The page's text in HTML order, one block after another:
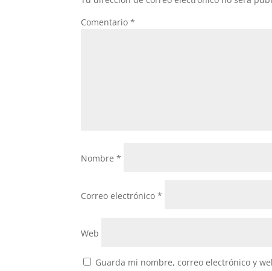
Comentario*
Nombre*
Correo electrónico*
Web
Guarda mi nombre, correo electrónico y